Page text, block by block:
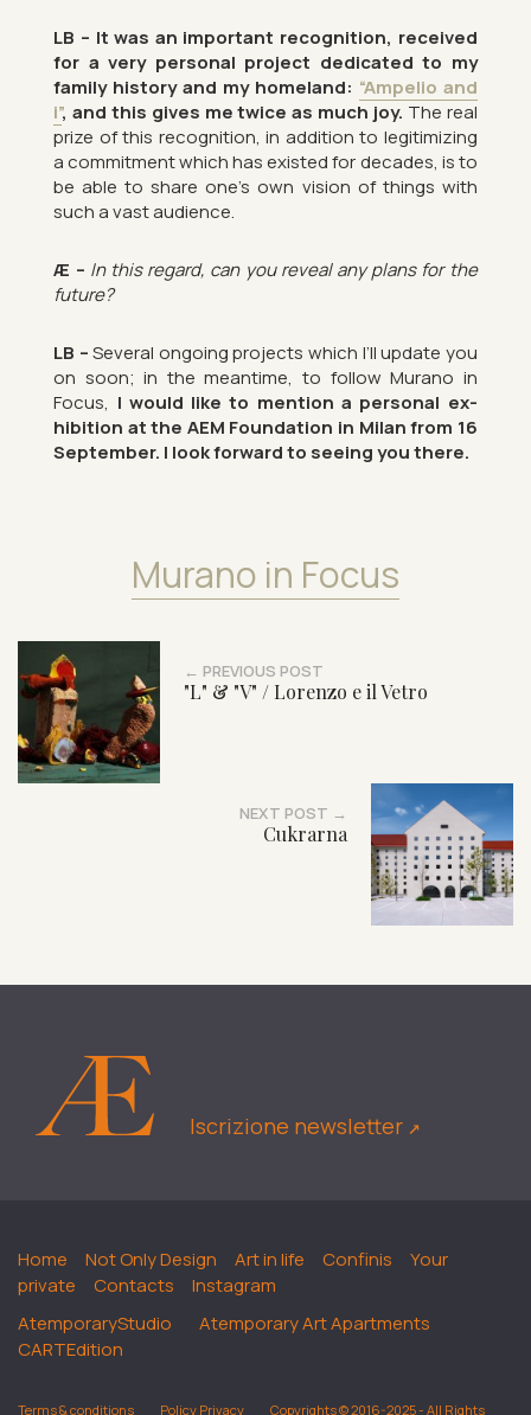
LB – It was an im­port­ant re­cog­ni­tion, re­ceived
for a very per­sonal pro­ject ded­ic­ated to my
fam­ily his­tory and my home­land: “Am­pelio and
i”, and this gives me twice as much joy. The real
prize of this re­cog­ni­tion, in ad­di­tion to le­git­im­iz­ing
a com­mit­ment which has ex­is­ted for dec­ades, is to
be able to share one’s own vis­ion of things with
such a vast audi­ence.
Æ – In this re­gard, can you re­veal any plans for the
fu­ture?
LB –Sev­eral on­go­ing pro­jects which I’ll up­date you
on soon; in the mean­time, to fol­low Mur­ano in
Focus, I would like to men­tion a per­sonal ex­
hib­i­tion at the AEM Found­a­tion in Milan from 16
Septem­ber. I look for­ward to see­ing you there.
Mur­ano in Focus
← PREVIOUS POST
"L" & "V" / Lorenzo e il Vetro
NEXT POST →
Cukrarna
Iscrizione newsletter ↗︎
Home Not Only Design Art in life Confinis
Your
private
Contacts
Instagram
AtemporaryStudio
Atemporary Art Apartments
CARTEdition
Terms & conditions Policy Privacy Copyrights © 2016-2025 - All Rights